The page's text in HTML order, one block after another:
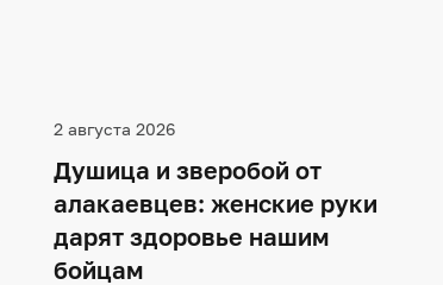
2 августа 2026
Душица и зверобой от
алакаевцев: женские руки
дарят здоровье нашим
бойцам